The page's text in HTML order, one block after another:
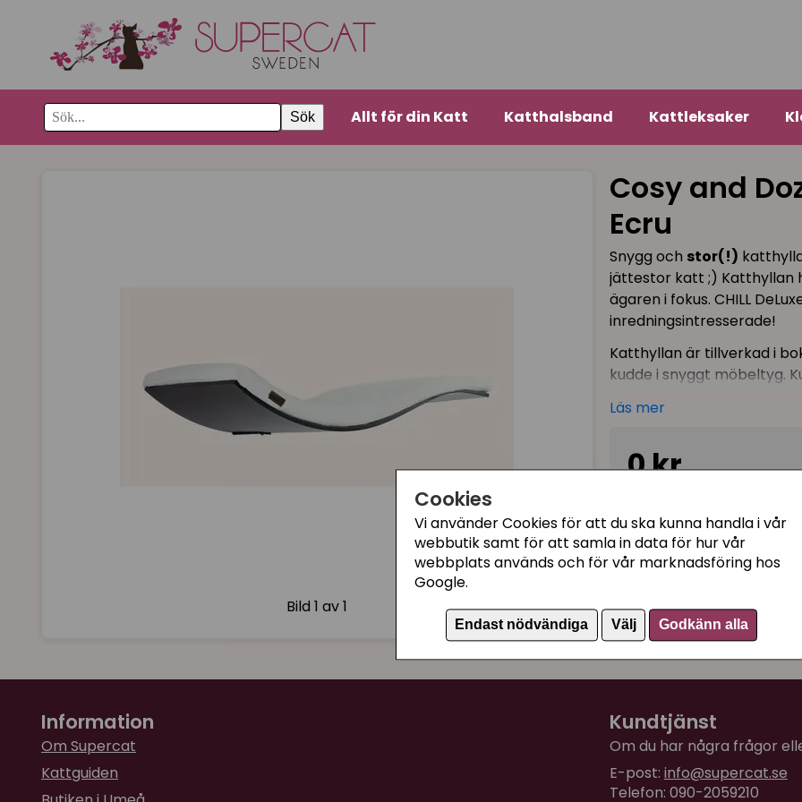
Cookies
Vi använder Cookies för att du ska kunna handla i vår
webbutik samt för att samla in data för hur vår
webbplats används och för vår marknadsföring hos
Google.
Endast nödvändiga Välj Godkänn alla
Sök Allt för din Katt Katthalsband Kattleksaker
Bild1 av 1
Cosy and
Ecru
Snygg och stor(!)
jättestor katt ;) Katthyllan
ägaren i fokus. CHILL
inredningsintresserade!
Katthyllan är tillverkad i
kudde i snyggt möbeltyg.
svävande design som
traditionell. Alla
Mått:90 cm (längd) x 41
Madrass tjockhet: 3 cm
fästen som är
Observera att du själv
rätt fästen i rätt
dig till en lokal
Läs mer
0 kr
Information
Om Supercat
Kattguiden
Kundtjänst
Om du har några frågor
E-post: info@supercat.se
Telefon: 090-2059210